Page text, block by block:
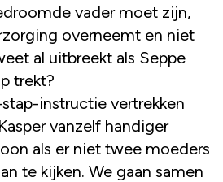
vader moet zijn,
overneemt en niet
al uitbreekt als Seppe
trekt?
instructie vertrekken
vanzelf handiger
als er niet twee moeders
te kijken. We gaan samen